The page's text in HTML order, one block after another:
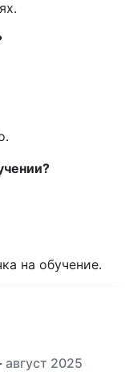
на обучение.
август 2025